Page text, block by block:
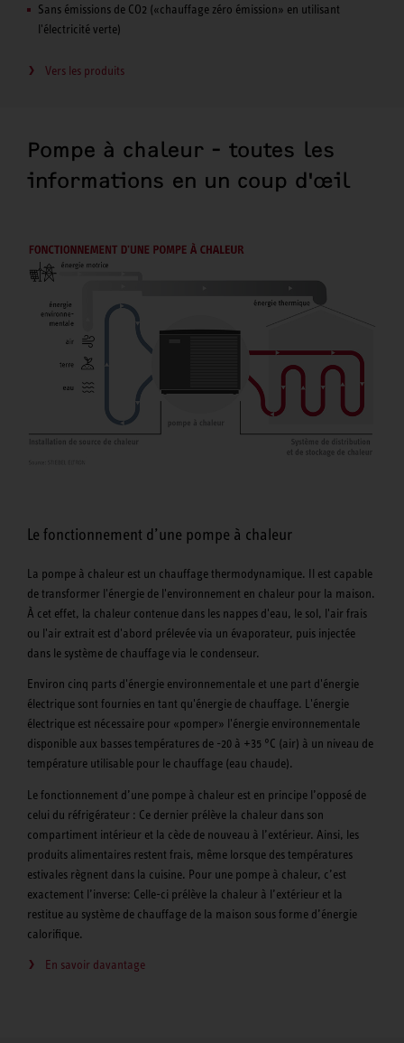
Sans émissions de CO2 («chauffage zéro émission» en utilisant
l'électricité verte)
Vers les produits
Pompe à chaleur - toutes les
informations en un coup d'œil
Le fonctionnement d’une pompe à chaleur
La pompe à chaleur est un chauffage thermodynamique. Il est capable
de transformer l'énergie de l'environnement en chaleur pour la maison.
À cet effet, la chaleur contenue dans les nappes d'eau, le sol, l'air frais
ou l'air extrait est d'abord prélevée via un évaporateur, puis injectée
dans le système de chauffage via le condenseur.
Environ cinq parts d'énergie environnementale et une part d'énergie
électrique sont fournies en tant qu'énergie de chauffage. L'énergie
électrique est nécessaire pour «pomper» l'énergie environnementale
disponible aux basses températures de -20 à +35 °C (air) à un niveau de
température utilisable pour le chauffage (eau chaude).
Le fonctionnement d’une pompe à chaleur est en principe l’opposé de
celui du réfrigérateur : Ce dernier prélève la chaleur dans son
compartiment intérieur et la cède de nouveau à l’extérieur. Ainsi, les
produits alimentaires restent frais, même lorsque des températures
estivales règnent dans la cuisine. Pour une pompe à chaleur, c’est
exactement l’inverse: Celle-ci prélève la chaleur à l’extérieur et la
restitue au système de chauffage de la maison sous forme d’énergie
calorifique.
En savoir davantage